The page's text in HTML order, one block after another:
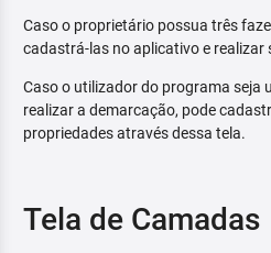
Caso o proprietário possua três
cadastrá-las no aplicativo e realizar
Caso o utilizador do programa seja
realizar a demarcação, pode
propriedades através dessa tela.
Tela de Camadas